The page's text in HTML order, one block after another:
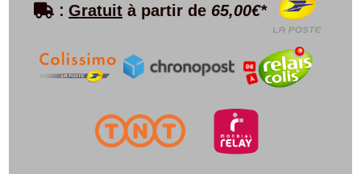
 : Gratuit à partir de 65,00€*